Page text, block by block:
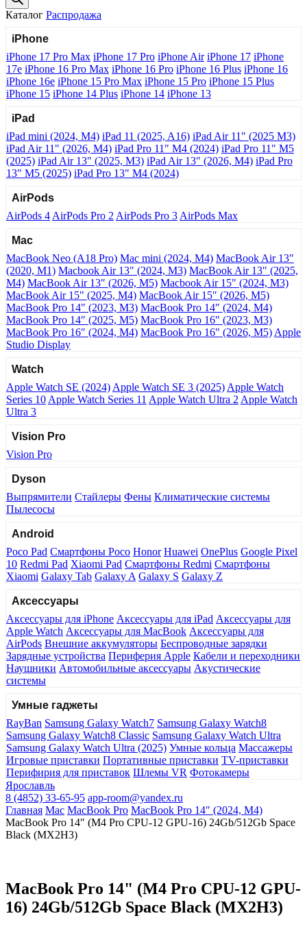
Каталог Распродажа
iPhone
iPhone 17 Pro Max iPhone 17 Pro iPhone Air iPhone 17 iPhone
17e iPhone 16 Pro Max iPhone 16 Pro iPhone 16 Plus iPhone 16
iPhone 16e iPhone 15 Pro Max iPhone 15 Pro iPhone 15 Plus
iPhone 15 iPhone 14 Plus iPhone 14 iPhone 13
iPad
iPad mini (2024, M4) iPad 11 (2025, A16) iPad Air 11" (2025 M3)
iPad Air 11" (2026, M4) iPad Pro 11" M4 (2024) iPad Pro 11" M5
(2025) iPad Air 13" (2025, M3) iPad Air 13" (2026, M4) iPad Pro
13" M5 (2025) iPad Pro 13" M4 (2024)
AirPods
AirPods 4 AirPods Pro 2 AirPods Pro 3 AirPods Max
Mac
MacBook Neo (A18 Pro) Mac mini (2024, M4) MacBook Air 13"
(2020, M1) Macbook Air 13" (2024, M3) MacBook Air 13" (2025,
M4) MacBook Air 13″ (2026, M5) Macbook Air 15" (2024, M3)
MacBook Air 15" (2025, M4) MacBook Air 15″ (2026, M5)
MacBook Pro 14" (2023, M3) MacBook Pro 14″ (2024, M4)
MacBook Pro 14″ (2025, M5) MacBook Pro 16" (2023, M3)
MacBook Pro 16″ (2024, M4) MacBook Pro 16" (2026, M5) Apple
Studio Display
Watch
Apple Watch SE (2024) Apple Watch SE 3 (2025) Apple Watch
Series 10 Apple Watch Series 11 Apple Watch Ultra 2 Apple Watch
Ultra 3
Vision Pro
Vision Pro
Dyson
Выпрямители Стайлеры Фены Климатические системы
Пылесосы
Android
Poco Pad Смартфоны Poco Honor Huawei OnePlus Google Pixel
10 Redmi Pad Xiaomi Pad Смартфоны Redmi Смартфоны
Xiaomi Galaxy Tab Galaxy A Galaxy S Galaxy Z
Аксессуары
Аксессуары для iPhone Аксессуары для iPad Аксессуары для
Apple Watch Аксессуары для MacBook Аксессуары для
AirPods Внешние аккумуляторы Беспроводные зарядки
Зарядные устройства Периферия Apple Кабели и переходники
Наушники Автомобильные аксессуары Акустические
системы
Умные гаджеты
RayBan Samsung Galaxy Watch7 Samsung Galaxy Watch8
Samsung Galaxy Watch8 Classic Samsung Galaxy Watch Ultra
Samsung Galaxy Watch Ultra (2025) Умные кольца Массажеры
Игровые приставки Портативные приставки TV-приставки
Перифирия для приставок Шлемы VR Фотокамеры
Ярославль
8 (4852) 33-65-95 app-room@yandex.ru
Главная Mac MacBook Pro MacBook Pro 14″ (2024, M4)
MacBook Pro 14″ (M4 Pro CPU-12 GPU-16) 24Gb/512Gb Space
Black (MX2H3)
MacBook Pro 14" (M4 Pro CPU-12 GPU-
16) 24Gb/512Gb Space Black (MX2H3)